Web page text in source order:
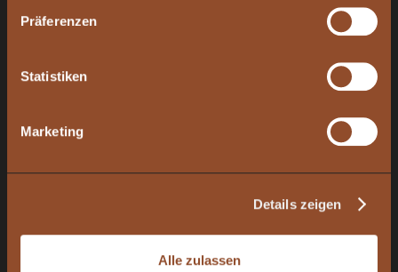
Präferenzen
Statistiken
Marketing
Details zeigen
Alle zulassen
Weit über
Kupfer hinaus